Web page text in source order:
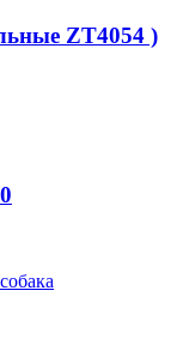
ZT4054 )